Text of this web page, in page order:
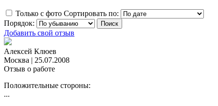
Только с фото Сортировать по:
Порядок:
Добавить свой отзыв
Алексей Клюев
Москва | 25.07.2008
Отзыв о работе
Положительные стороны:
...